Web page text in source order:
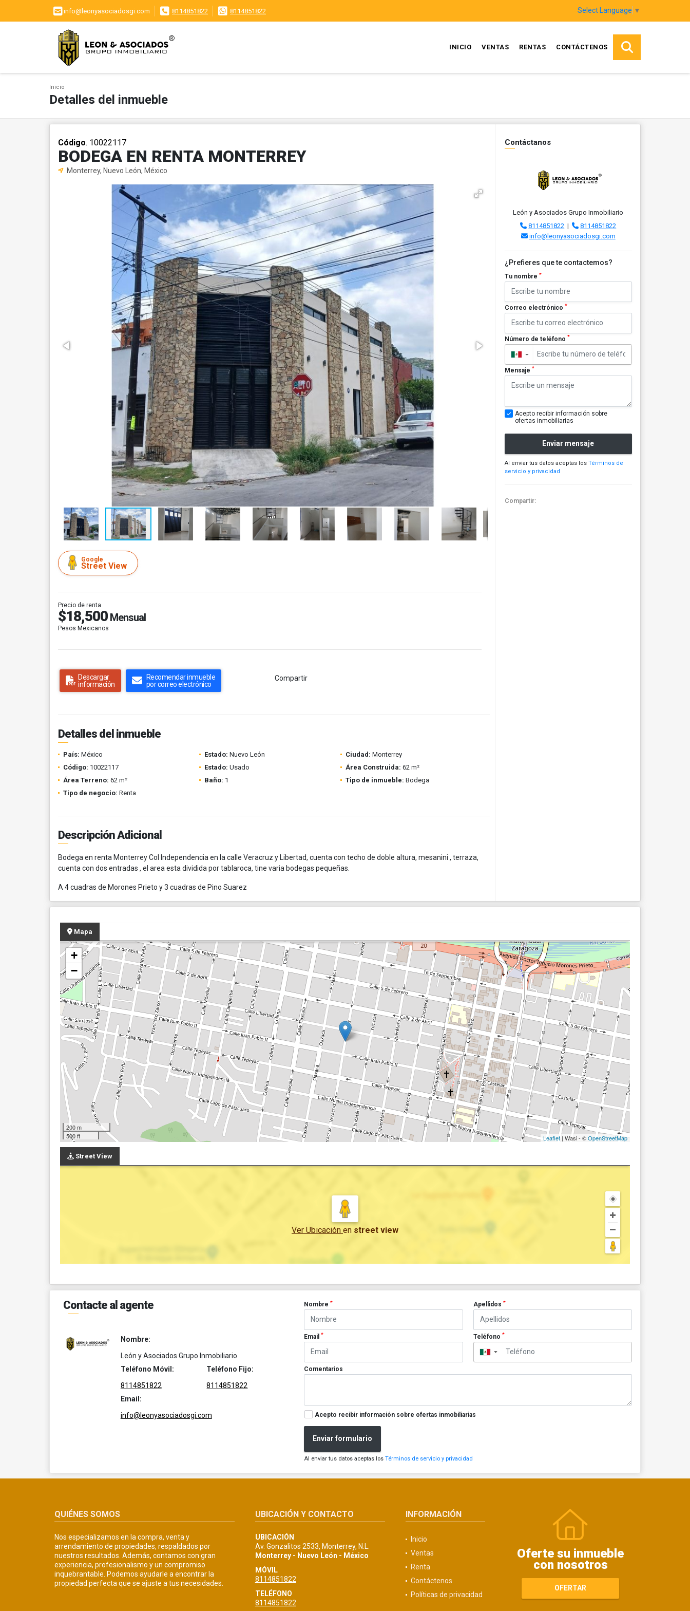
info@leonyasociadosgi.com 8114851822 8114851822 Select Language ▼
INICIO VENTAS RENTAS CONTÁCTENOS
Inicio
Detalles del inmueble
Código. 10022117
BODEGA EN RENTA MONTERREY
Monterrey, Nuevo León, México
Google
Street View
Precio de renta
$18,500 Mensual
Pesos Mexicanos
Descargar
información
Recomendar inmueble
por correo electrónico
Compartir
Detalles del inmueble
País: México Estado: Nuevo León Ciudad: Monterrey
Código: 10022117 Estado: Usado Área Construida: 62 m²
Área Terreno: 62 m² Baño: 1 Tipo de inmueble: Bodega
Tipo de negocio: Renta
Descripción Adicional
Bodega en renta Monterrey Col Independencia en la calle Veracruz y Libertad, cuenta con techo de doble altura, mesanini , terraza,
cuenta con dos entradas , el area esta dividida por tablaroca, tine varia bodegas pequeñas.
A 4 cuadras de Morones Prieto y 3 cuadras de Pino Suarez
Contáctanos
León y Asociados Grupo Inmobiliario
8114851822 |
8114851822
info@leonyasociadosgi.com
¿Prefieres que te contactemos?
Tu nombre *
Correo electrónico *
Número de teléfono *
▼
Mensaje *
Acepto recibir información sobre
ofertas inmobiliarias
Enviar mensaje
Al enviar tus datos aceptas los Términos de
servicio y privacidad
Compartir:
Mapa
+
−
200 m
500 ft
Leaflet | Wasi - ©OpenStreetMap
Street View
Ver Ubicación en street view
Contacte al agente
Nombre:
León y Asociados Grupo Inmobiliario
Teléfono Móvil:
8114851822
Teléfono Fijo:
8114851822
Email:
info@leonyasociadosgi.com
Nombre* Apellidos *
Email* Teléfono *
▼
Comentarios
Acepto recibir información sobre ofertas inmobiliarias
Enviar formulario
Al enviar tus datos aceptas losTérminos de servicio y privacidad
QUIÉNES SOMOS
Nos especializamos en la compra, venta y
arrendamiento de propiedades, respaldados por
nuestros resultados. Además, contamos con gran
experiencia, profesionalismo y un compromiso
inquebrantable. Podemos ayudarle a encontrar la
propiedad perfecta que se ajuste a tus necesidades.
UBICACIÓN Y CONTACTO
UBICACIÓN
Av. Gonzalitos 2533, Monterrey, N.L.
Monterrey - Nuevo León - México
MÓVIL
8114851822
TELÉFONO
8114851822
INFORMACIÓN
Inicio
Ventas
Renta
Contáctenos
Políticas de privacidad
Oferte su inmueble
con nosotros
OFERTAR